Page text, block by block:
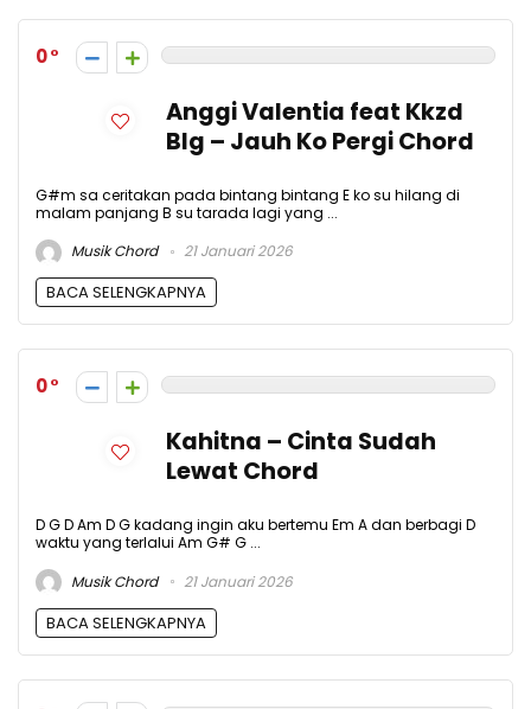
0
Anggi Valentia feat Kkzd
Blg – Jauh Ko Pergi Chord
G#m sa ceritakan pada bintang bintang E ko su hilang di
malam panjang B su tarada lagi yang ...
Musik Chord
21 Januari 2026
BACA SELENGKAPNYA
0
Kahitna – Cinta Sudah
Lewat Chord
D G D Am D G kadang ingin aku bertemu Em A dan berbagi D
waktu yang terlalui Am G# G ...
Musik Chord
21 Januari 2026
BACA SELENGKAPNYA